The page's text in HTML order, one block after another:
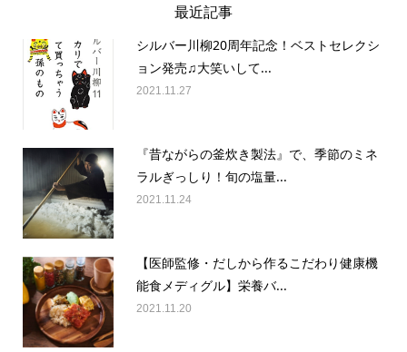
最近記事
シルバー川柳20周年記念！ベストセレクシ
ョン発売♫大笑いして...
2021.11.27
『昔ながらの釜炊き製法』で、季節のミネ
ラルぎっしり！旬の塩量...
2021.11.24
【医師監修・だしから作るこだわり健康機
能食メディグル】栄養バ...
2021.11.20